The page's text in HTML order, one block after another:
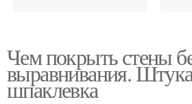
Чем покрыть стены
выравнивания.
шпаклевка